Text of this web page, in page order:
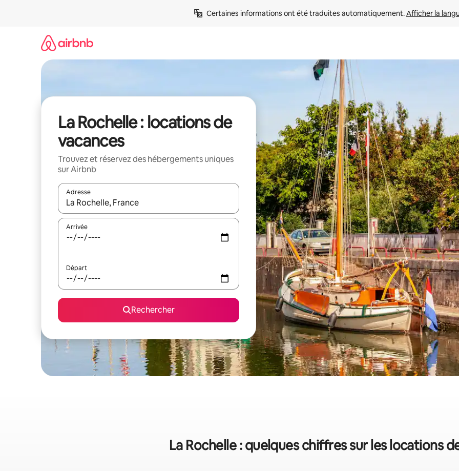
Certaines informations ont été traduites automatiquement. Afficher la
La Rochelle : locations de
vacances
Trouvez et réservez des hébergements uniques
sur Airbnb
Adresse
Lorsque les résultats s'affichent, utilisez les flèches vers le haut et vers le bas pour les parcourir ou en appuyant et en
Arrivée
Départ
Rechercher
La Rochelle : quelques chiffres sur les locations